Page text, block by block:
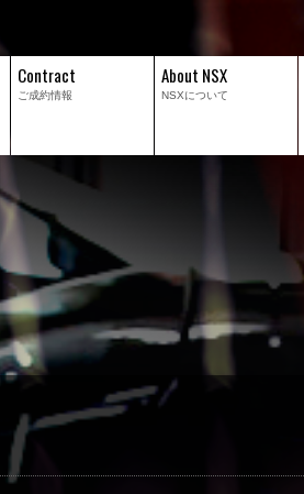
Contract
ご成約情報
About NSX
NSXについて